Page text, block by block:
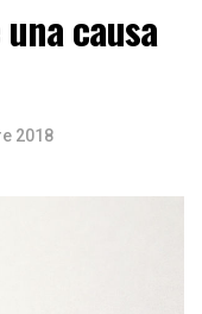
causa
2018